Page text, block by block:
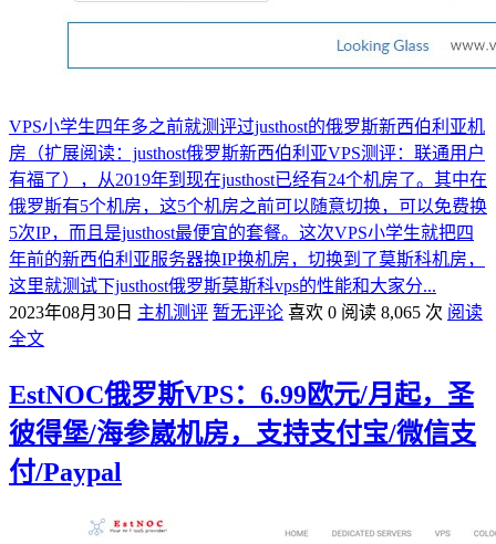
VPS小学生四年多之前就测评过justhost的俄罗斯新西伯利亚机
房（扩展阅读：justhost俄罗斯新西伯利亚VPS测评：联通用户
有福了），从2019年到现在justhost已经有24个机房了。其中在
俄罗斯有5个机房，这5个机房之前可以随意切换，可以免费换
5次IP，而且是justhost最便宜的套餐。这次VPS小学生就把四
年前的新西伯利亚服务器换IP换机房，切换到了莫斯科机房，
这里就测试下justhost俄罗斯莫斯科vps的性能和大家分...
2023年08月30日 主机测评 暂无评论 喜欢 0 阅读 8,065 次 阅读
全文
EstNOC俄罗斯VPS：6.99欧元/月起，圣
彼得堡/海参崴机房，支持支付宝/微信支
付/Paypal